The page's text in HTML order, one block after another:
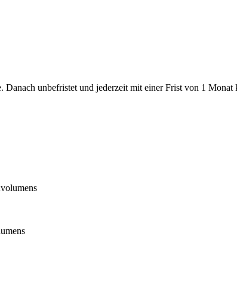
unbefristet und jederzeit mit einer Frist von 1 Monat